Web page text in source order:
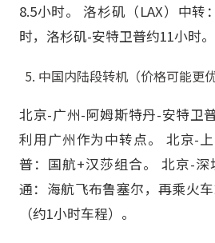
8.5小时。 洛杉矶（LAX）中转
时，洛杉矶-安特卫普约11小时。
中国内陆段转机（价格可能更优
北京-广州-阿姆斯特丹-安特卫
利用广州作为中转点。 北京-
普：国航+汉莎组合。 北京-
通：海航飞布鲁塞尔，再乘火
（约1小时车程）。